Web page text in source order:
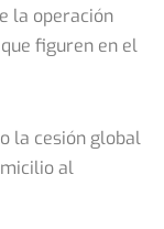
la operación
figuren en el
la cesión global
al